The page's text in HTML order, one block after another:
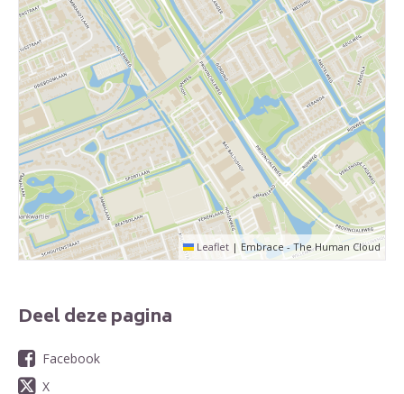
Leaflet | Embrace - The Human Cloud
Deel deze pagina
Facebook
X